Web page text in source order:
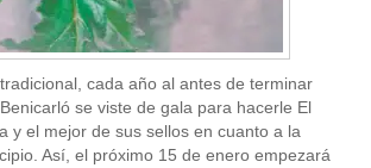
cada año al antes de terminar
se viste de gala para hacerle El
y el mejor de sus sellos en cuanto a la
Así, el próximo 15 de enero empezará